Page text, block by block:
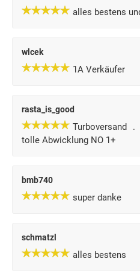
alles bestens
wlcek
1A Verkäufer
rasta_is_good
Turboversand
tolle Abwicklung NO 1+
bmb740
super danke
schmatzl
alles bestens